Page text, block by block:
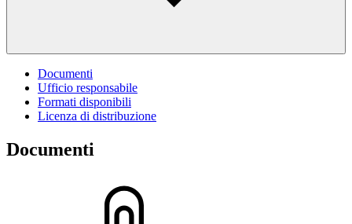
Documenti
Ufficio responsabile
Formati disponibili
Licenza di distribuzione
Documenti